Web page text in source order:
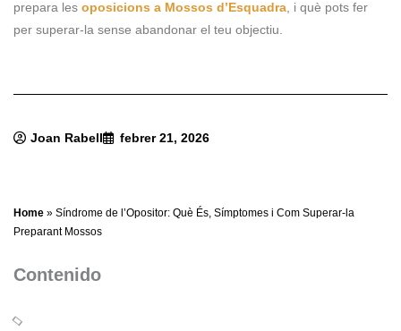
prepara les oposicions a Mossos d’Esquadra, i què pots fer
per superar-la sense abandonar el teu objectiu.
Joan Rabell febrer 21, 2026
Home » Síndrome de l’Opositor: Què És, Símptomes i Com Superar-la
Preparant Mossos
Contenido